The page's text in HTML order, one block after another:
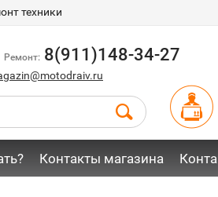
техники
Ремонт: 8(911)148-34-27
Контакты магазина